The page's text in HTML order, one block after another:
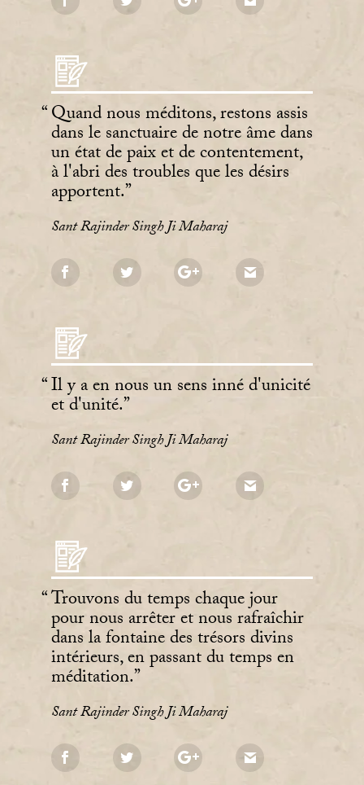
Quand nous méditons, restons assis
dans le sanctuaire de notre âme dans
un état de paix et de contentement,
à l'abri des troubles que les désirs
apportent.
Sant Rajinder Singh Ji Maharaj
Il y a en nous un sens inné d'unicité
et d'unité.
Sant Rajinder Singh Ji Maharaj
Trouvons du temps chaque jour
pour nous arrêter et nous rafraîchir
dans la fontaine des trésors divins
intérieurs, en passant du temps en
méditation.
Sant Rajinder Singh Ji Maharaj